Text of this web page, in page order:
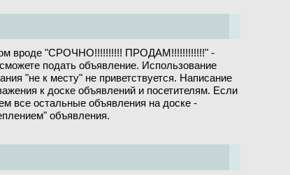
вроде "СРОЧНО!!!!!!!!!! ПРОДАМ!!!!!!!!!!!!" -
подать объявление. Использование
"не к месту" не приветствуется. Написание
к доске объявлений и посетителям. Если
все остальные объявления на доске -
объявления.